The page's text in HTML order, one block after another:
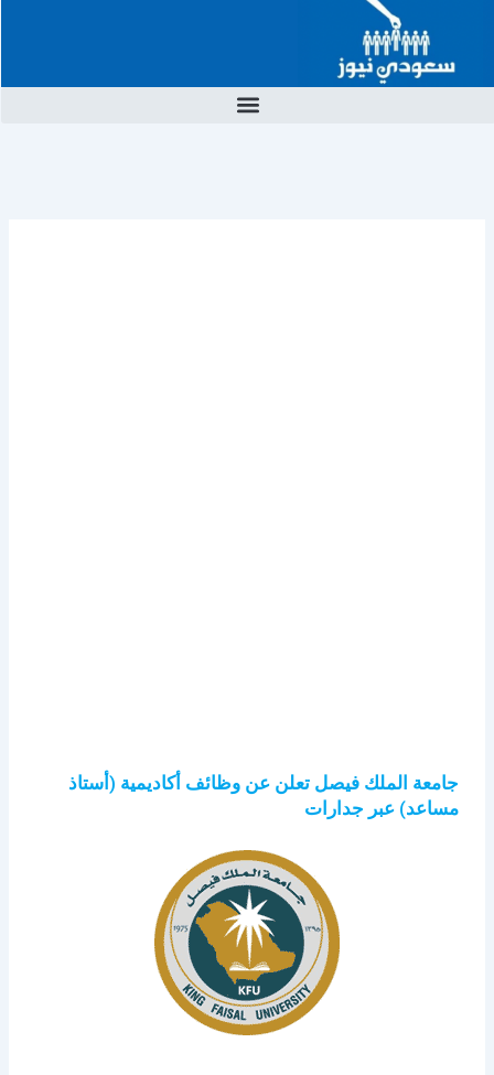
المحتوى
جامعة الملك فيصل تعلن عن وظائف أكاديمية (أستاذ
مساعد) عبر جدارات